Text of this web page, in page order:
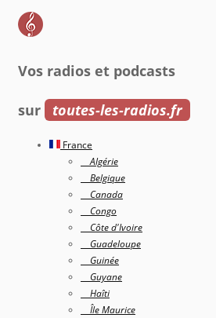
Vos radios et podcasts
sur toutes-les-radios.fr
France
Algérie
Belgique
Canada
Congo
Côte d'Ivoire
Guadeloupe
Guinée
Guyane
Haîti
Île Maurice